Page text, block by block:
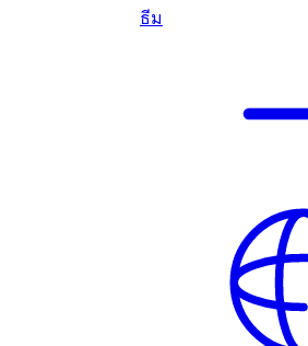
ธีม